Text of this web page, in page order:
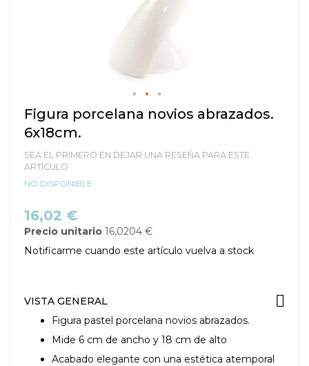
Saltar
al
comienzo
la
galería
de
Figura porcelana novios abrazados.
6x18cm.
SEA EL PRIMERO EN DEJAR UNA RESEÑA PARA ESTE
ARTÍCULO
NO DISPONIBLE
16,02 €
Precio unitario 16,0204 €
Notificarme cuando este artículo vuelva a stock
VISTA GENERAL
Figura pastel porcelana novios abrazados.
Mide 6 cm de ancho y 18 cm de alto
Acabado elegante con una estética atemporal